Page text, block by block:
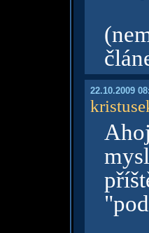
22.10.2009